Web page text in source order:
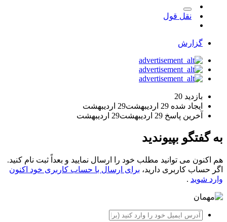
نقل قول
گزارش
بازدید 20
ایجاد شده 29 اردیبهشت
29 اردیبهشت
آخرین پاسخ 29 اردیبهشت 29 اردیبهشت
به گفتگو بپیوندید
هم اکنون می توانید مطلب خود را ارسال نمایید و بعداً ثبت نام کنید.
اگر حساب کاربری دارید، برای ارسال با حساب کاربری خود اکنون
وارد شوید .